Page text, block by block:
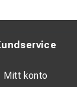
Mitt konto